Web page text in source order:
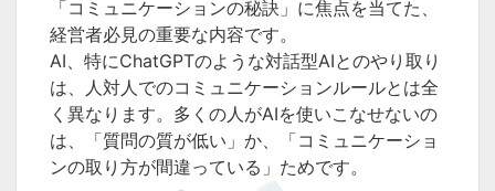
「コミュニケーションの秘訣」に焦点を当てた、
経営者必見の重要な内容です。
AI、特にChatGPTのような対話型AIとのやり取り
は、人対人でのコミュニケーションルールとは全
く異なります。多くの人がAIを使いこなせないの
は、「質問の質が低い」か、「コミュニケーショ
ンの取り方が間違っている」ためです。